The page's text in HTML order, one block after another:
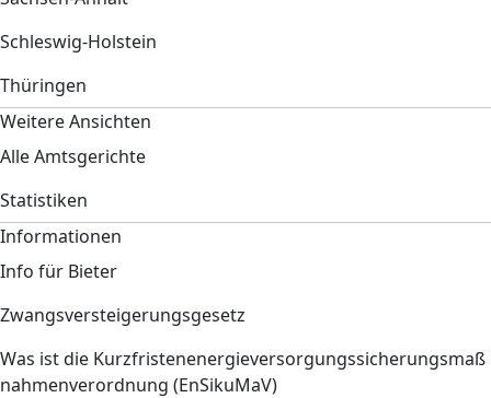
Schleswig-Holstein
Thüringen
Weitere Ansichten
Alle Amtsgerichte
Statistiken
Informationen
Info für Bieter
Zwangsversteigerungsgesetz
Was ist die Kurzfristenenergieversorgungssicherungsmaß
nahmenverordnung (EnSikuMaV)